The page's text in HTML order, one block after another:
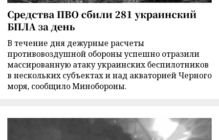
Средства ПВО сбили 281 украинский
БПЛА за день
В течение дня дежурные расчеты
противовоздушной обороны успешно отразили
массированную атаку украинских беспилотников
в нескольких субъектах и над акваторией Черного
моря, сообщило Минобороны.